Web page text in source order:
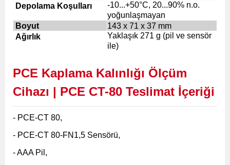
Depolama Koşulları
-10...+50°C, 20...90% n.o.
yoğunlaşmayan
Boyut
143 x 71 x 37 mm
Ağırlık
Yaklaşık 271 g (pil ve sensör
ile)
PCE Kaplama Kalınlığı Ölçüm
Cihazı | PCE CT-80 Teslimat İçeriği
- PCE-CT 80,
- PCE-CT 80-FN1,5 Sensörü,
- AAA Pil,